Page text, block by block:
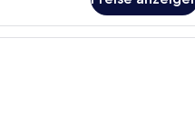
Ein kompakter Wohnbereich